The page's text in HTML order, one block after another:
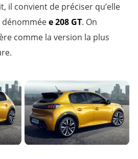
il convient de préciser qu’elle
dénomméee 208 GT. On
comme la version la plus